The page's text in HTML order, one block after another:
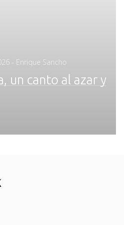
- Enrique Sancho
un canto al azar y